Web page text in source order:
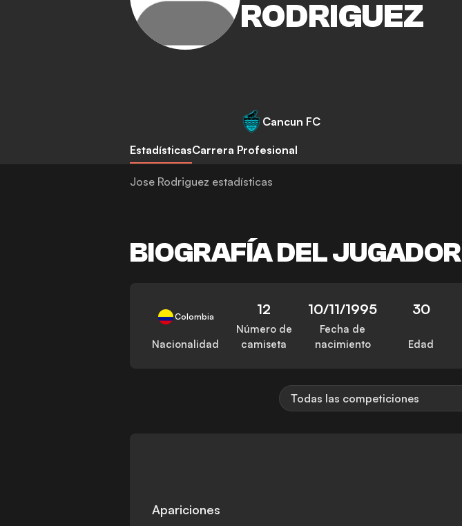
RODRIGUEZ
Cancun FC
EstadísticasCarrera Profesional
Jose Rodriguez estadísticas
BIOGRAFÍA DEL JUGADOR
Colombia
Nacionalidad
12
Número de
camiseta
10/11/1995
Fecha de
nacimiento
30
Edad
Todas las competiciones
Apariciones